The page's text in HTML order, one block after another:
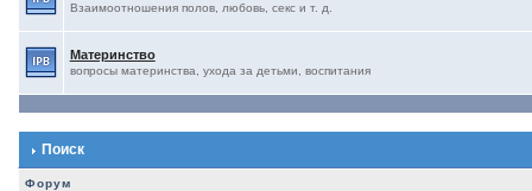
Взаимоотношения полов, любовь, секс и т. д.
Материнство
вопросы материнства, ухода за детьми, воспитания
Поиск
Форум